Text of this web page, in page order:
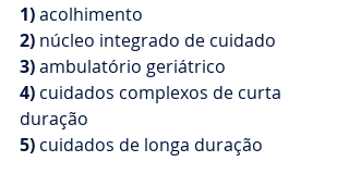
1) acolhimento
2) núcleo integrado de cuidado
3) ambulatório geriátrico
4) cuidados complexos de curta
duração
5) cuidados de longa duração